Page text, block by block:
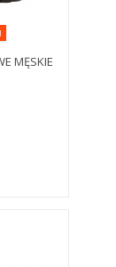
MĘSKIE